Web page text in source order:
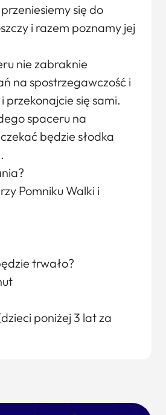
się do
i razem poznamy jej
nie zabraknie
na spostrzegawczość i
przekonajcie się sami.
spaceru na
będzie słodka
Pomniku Walki i
trwało?
poniżej 3 lat za